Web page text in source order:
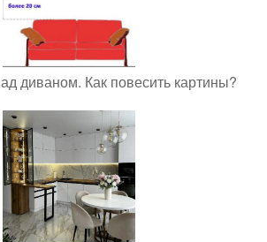
диваном. Как повесить картины?